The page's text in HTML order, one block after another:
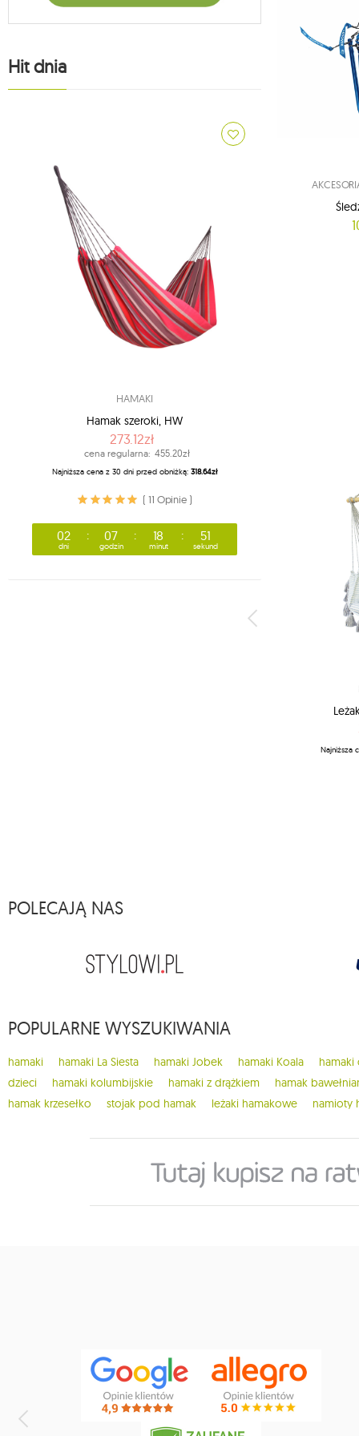
Hit dnia
HAMAKI
Hamak szeroki, HW
273.12zł
cena regularna: 455.20zł
Najniższa cena z 30 dni przed obniżką: 318.64zł
( 11 Opinie )
02
dni
07
godzin
18
minut
50
sekund
Najniższa
POLECAJĄ NAS
POPULARNE WYSZUKIWANIA
hamaki hamaki La Siesta hamaki Jobek hamaki Koala
dzieci
hamaki kolumbijskie hamaki z drążkiem hamak
hamak krzesełko
stojak pod hamak leżaki hamakowe namioty